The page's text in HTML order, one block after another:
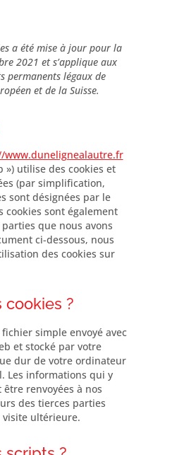
a été mise à jour pour la
2021 et s’applique aux
permanents légaux de
et de la Suisse.
www.dunelignealautre.fr
») utilise des cookies et
(par simplification,
sont désignées par le
cookies sont également
que nous avons
ci-dessous, nous
des cookies sur
cookies ?
simple envoyé avec
et stocké par votre
dur de votre ordinateur
Les informations qui y
renvoyées à nos
des tierces parties
visite ultérieure.